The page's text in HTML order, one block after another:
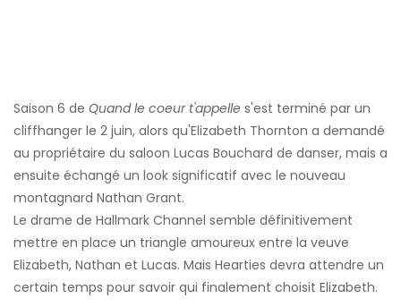
Saison 6 de Quand le coeur t'appelle s'est terminé par un
cliffhanger le 2 juin, alors qu'Elizabeth Thornton a demandé
au propriétaire du saloon Lucas Bouchard de danser, mais a
ensuite échangé un look significatif avec le nouveau
montagnard Nathan Grant.
Le drame de Hallmark Channel semble définitivement
mettre en place un triangle amoureux entre la veuve
Elizabeth, Nathan et Lucas. Mais Hearties devra attendre un
certain temps pour savoir qui finalement choisit Elizabeth.